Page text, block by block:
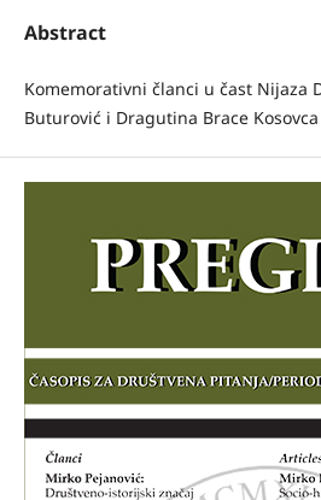
Abstract
Komemorativni članci u čast Nijaza
Buturović i Dragutina Brace Kosovca